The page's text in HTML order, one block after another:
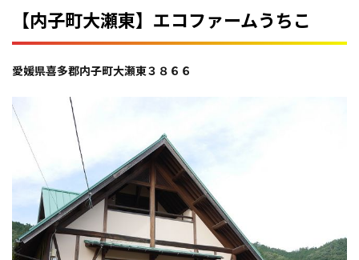
【内子町大瀬東】エコファームうちこ
愛媛県喜多郡内子町大瀬東３８６６